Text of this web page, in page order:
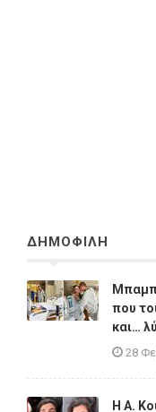
ΔΗΜΟΦΙΛΗ
που
και…
28
Η A.